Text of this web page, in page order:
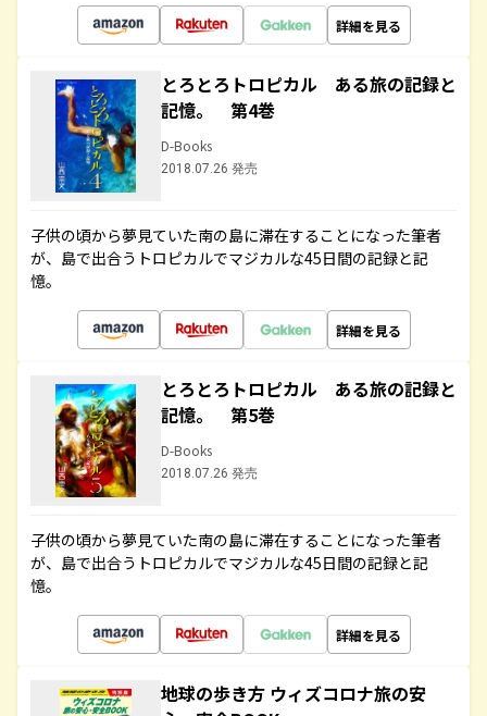
詳細を見る
とろとろトロピカル ある旅の記録と
記憶。 第4巻
D-Books
2018.07.26 発売
子供の頃から夢見ていた南の島に滞在することになった筆者
が、島で出合うトロピカルでマジカルな45日間の記録と記
憶。
詳細を見る
とろとろトロピカル ある旅の記録と
記憶。 第5巻
D-Books
2018.07.26 発売
子供の頃から夢見ていた南の島に滞在することになった筆者
が、島で出合うトロピカルでマジカルな45日間の記録と記
憶。
詳細を見る
地球の歩き方 ウィズコロナ旅の安